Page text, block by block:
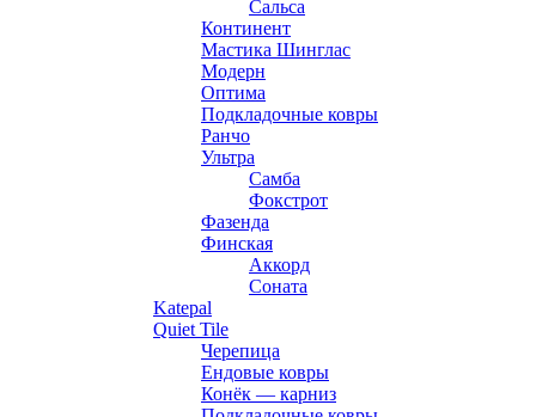
Сальса
Континент
Мастика Шинглас
Модерн
Оптима
Подкладочные ковры
Ранчо
Ультра
Самба
Фокстрот
Фазенда
Финская
Аккорд
Соната
Katepal
Quiet Tile
Черепица
Ендовые ковры
Конёк — карниз